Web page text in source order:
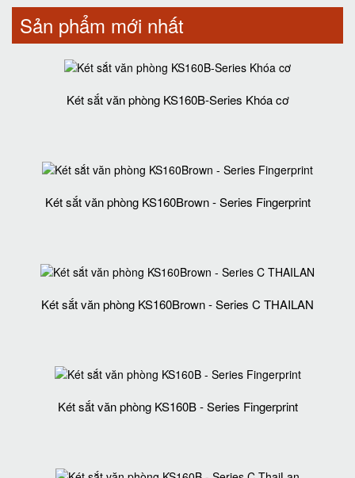
Sản phẩm mới nhất
Két sắt văn phòng KS160B-Series Khóa cơ
Két sắt văn phòng KS160Brown - Series Fingerprint
Két sắt văn phòng KS160Brown - Series C THAILAN
Két sắt văn phòng KS160B - Series Fingerprint